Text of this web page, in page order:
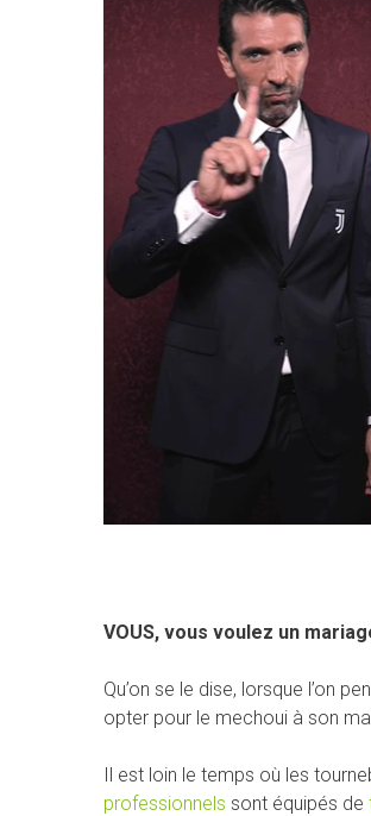
VOUS, vous voulez un
Qu’on se le dise, lorsque l’on
opter pour le mechoui à son
Il est loin le temps où les
professionnels sont équipés de